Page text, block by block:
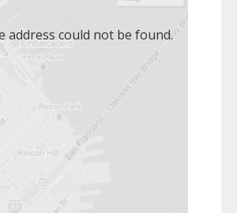
address could not be found.